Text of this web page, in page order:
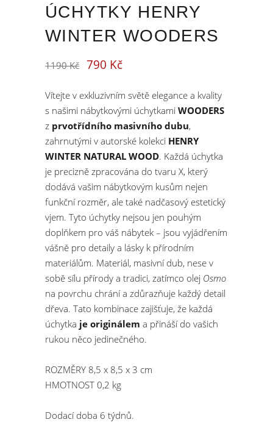
ÚCHYTKY HENRY
WINTER WOODERS
1190Kč Original
price
1190 Kč.
790 KčCurrent
price
790 Kč.
Vítejte v exkluzivním světě elegance a kvality
s našimi nábytkovými úchytkami WOODERS
z prvotřídního masivního dubu,
zahrnutými v autorské kolekci HENRY
WINTER NATURAL WOOD. Každá úchytka
je precizně zpracována do tvaru X, který
dodává vašim nábytkovým kusům nejen
funkční rozměr, ale také nadčasový estetický
vjem. Tyto úchytky nejsou jen pouhým
doplňkem pro váš nábytek – jsou vyjádřením
vášně pro detaily a lásky k přírodním
materiálům. Materiál, masivní dub, nese v
sobě sílu přírody a tradici, zatímco olej Osmo
na povrchu chrání a zdůrazňuje každý detail
dřeva. Tato kombinace zajišťuje, že každá
úchytka je originálem a přináší do vašich
rukou něco jedinečného.
ROZMĚRY 8,5 x 8,5 x 3 cm
HMOTNOST 0,2 kg
Dodací doba 6 týdnů.